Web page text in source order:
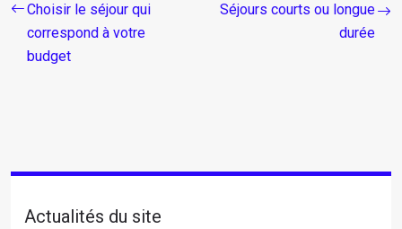
Choisir le séjour qui
correspond à votre
budget
Séjours courts ou longue
durée
Actualités du site